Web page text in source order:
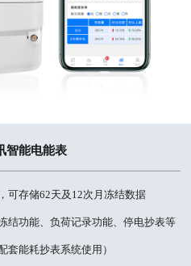
智能电能表
可存储62天及12次月冻结数据
结功能、负荷记录功能、停电抄表等
套能耗抄表系统使用）